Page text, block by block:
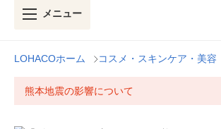
メニュー
LOHACOホーム コスメ・スキンケア・美容
熊本地震の影響について